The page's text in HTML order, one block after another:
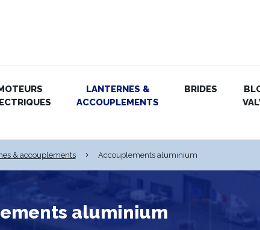
LANTERNES &
ACCOUPLEMENTS
BRIDES
& accouplements Accouplements aluminium
aluminium